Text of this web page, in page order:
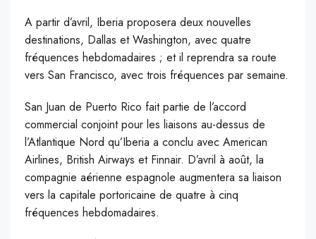
A partir d’avril, Iberia proposera deux nouvelles
destinations, Dallas et Washington, avec quatre
fréquences hebdomadaires ; et il reprendra sa route
vers San Francisco, avec trois fréquences par semaine.
San Juan de Puerto Rico fait partie de l’accord
commercial conjoint pour les liaisons au-dessus de
l’Atlantique Nord qu’Iberia a conclu avec American
Airlines, British Airways et Finnair. D’avril à août, la
compagnie aérienne espagnole augmentera sa liaison
vers la capitale portoricaine de quatre à cinq
fréquences hebdomadaires.